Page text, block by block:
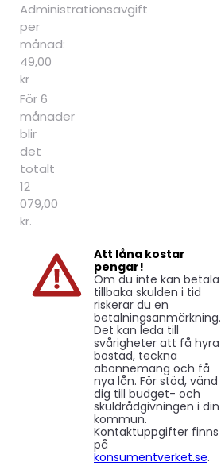
Administrationsavgift
per
månad:
49,00
kr
För 6
månader
blir
det
totalt
12
079,00
kr.
Att låna kostar
pengar!
Om du inte kan betala
tillbaka skulden i tid
riskerar du en
betalningsanmärkning.
Det kan leda till
svårigheter att få hyra
bostad, teckna
abonnemang och få
nya lån. För stöd, vänd
dig till budget- och
skuldrådgivningen i din
kommun.
Kontaktuppgifter finns
på
konsumentverket.se.